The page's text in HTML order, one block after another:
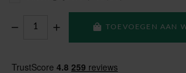
TOEVOEGEN AAN